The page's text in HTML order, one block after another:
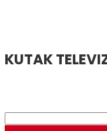
KUTAK
Search